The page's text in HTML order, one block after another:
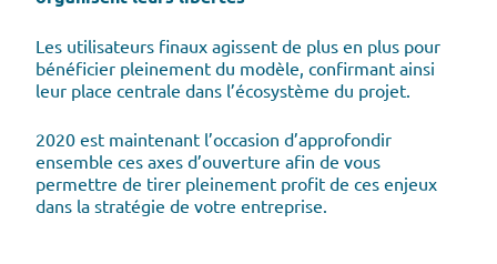
Les utilisateurs finaux agissent de plus en plus pour
bénéficier pleinement du modèle, confirmant ainsi
leur place centrale dans l’écosystème du projet.
2020 est maintenant l’occasion d’approfondir
ensemble ces axes d’ouverture afin de vous
permettre de tirer pleinement profit de ces enjeux
dans la stratégie de votre entreprise.